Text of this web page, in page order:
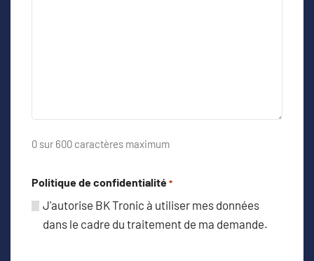
0 sur 600 caractères maximum
Politique de confidentialité *
J'autorise BK Tronic à utiliser mes données
dans le cadre du traitement de ma demande.